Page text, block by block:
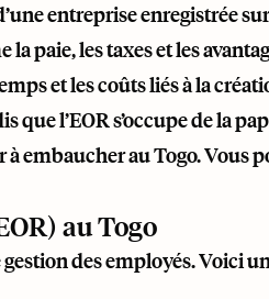
entreprise enregistrée
paie, les taxes et les
et les coûts liés à la
l’EOR s’occupe de la
embaucher au Togo. Vous
au Togo
des employés. Voici